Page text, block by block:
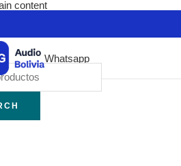
content
Whatsapp